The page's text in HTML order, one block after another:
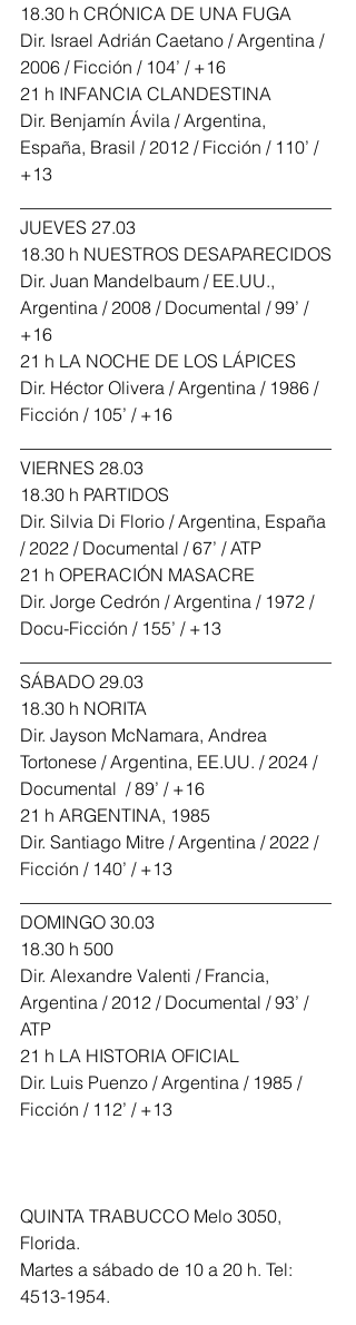
18.30 h CRÓNICA DE UNA FUGA
Dir. Israel Adrián Caetano / Argentina /
2006 / Ficción / 104’ / +16
21 h INFANCIA CLANDESTINA
Dir. Benjamín Ávila / Argentina,
España, Brasil / 2012 / Ficción / 110’ /
+13
JUEVES 27.03
18.30 h NUESTROS DESAPARECIDOS
Dir. Juan Mandelbaum / EE.UU.,
Argentina / 2008 / Documental / 99’ /
+16
21 h LA NOCHE DE LOS LÁPICES
Dir. Héctor Olivera / Argentina / 1986 /
Ficción / 105’ / +16
VIERNES 28.03
18.30 h PARTIDOS
Dir. Silvia Di Florio / Argentina, España
/ 2022 / Documental / 67’ / ATP
21 h OPERACIÓN MASACRE
Dir. Jorge Cedrón / Argentina / 1972 /
Docu-Ficción / 155’ / +13
SÁBADO 29.03
18.30 h NORITA
Dir. Jayson McNamara, Andrea
Tortonese / Argentina, EE.UU. / 2024 /
Documental  / 89’ / +16
21 h ARGENTINA, 1985
Dir. Santiago Mitre / Argentina / 2022 /
Ficción / 140’ / +13
DOMINGO 30.03
18.30 h 500
Dir. Alexandre Valenti / Francia,
Argentina / 2012 / Documental / 93’ /
ATP
21 h LA HISTORIA OFICIAL
Dir. Luis Puenzo / Argentina / 1985 /
Ficción / 112’ / +13
QUINTA TRABUCCO Melo 3050,
Florida.
Martes a sábado de 10 a 20 h. Tel:
4513-1954.